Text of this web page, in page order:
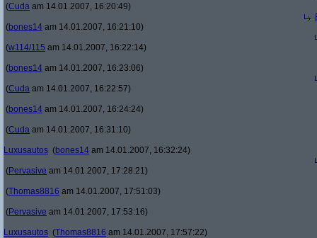
(Cuda am 14.01.2007, 16:20:49)
(bones14 am 14.01.2007, 16:21:10)
(w114/115 am 14.01.2007, 16:22:14)
(bones14 am 14.01.2007, 16:23:06)
(Cuda am 14.01.2007, 16:22:57)
(bones14 am 14.01.2007, 16:24:24)
(Cuda am 14.01.2007, 16:31:10)
Luxusautos (bones14 am 14.01.2007, 16:32:24)
(Pervasive am 14.01.2007, 17:28:21)
(Thomas8816 am 14.01.2007, 17:51:03)
(Pervasive am 14.01.2007, 17:53:16)
Luxusautos (Thomas8816 am 14.01.2007, 17:57:22)